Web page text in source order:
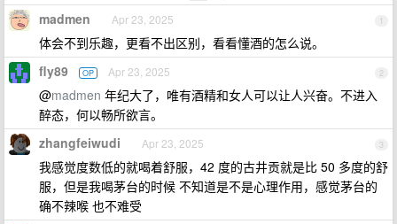
1
madmen Apr 23, 2025
体会不到乐趣，更看不出区别，看看懂酒的怎么说。
2
fly89 OP Apr 23, 2025
@madmen 年纪大了，唯有酒精和女人可以让人兴奋。不进入
醉态，何以畅所欲言。
3
zhangfeiwudi Apr 23, 2025
我感觉度数低的就喝着舒服，42 度的古井贡就是比 50 多度的舒
服，但是我喝茅台的时候 不知道是不是心理作用，感觉茅台的
确不辣喉 也不难受